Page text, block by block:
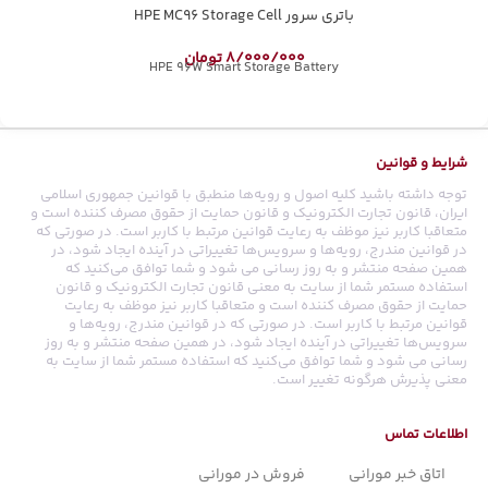
باتری سرور HPE MC96 Storage Cell
8/000/000تومان
HPE 96W Smart Storage Battery
شرایط و قوانین
توجه داشته باشید کلیه اصول و رویه‏‌ها منطبق با قوانین جمهوری اسلامی
ایران، قانون تجارت الکترونیک و قانون حمایت از حقوق مصرف کننده است و
متعاقبا کاربر نیز موظف به رعایت قوانین مرتبط با کاربر است. در صورتی که
در قوانین مندرج، رویه‏‌ها و سرویس‏‌ها تغییراتی در آینده ایجاد شود، در
همین صفحه منتشر و به روز رسانی می شود و شما توافق می‏‌کنید که
استفاده مستمر شما از سایت به معنی قانون تجارت الکترونیک و قانون
حمایت از حقوق مصرف کننده است و متعاقبا کاربر نیز موظف به رعایت
قوانین مرتبط با کاربر است. در صورتی که در قوانین مندرج، رویه‏‌ها و
سرویس‏‌ها تغییراتی در آینده ایجاد شود، در همین صفحه منتشر و به روز
رسانی می شود و شما توافق می‏‌کنید که استفاده مستمر شما از سایت به
معنی پذیرش هرگونه تغییر است.
اطلاعات تماس
اتاق خبر مورانی فروش در مورانی